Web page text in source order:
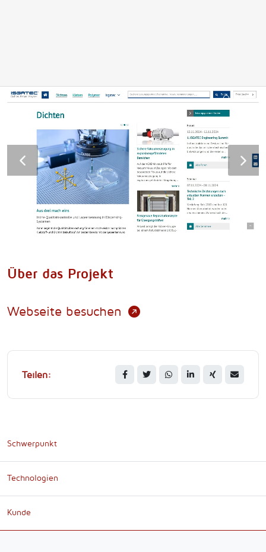
Über das Projekt
Webseite besuchen
Teilen:
Schwerpunkt
Technologien
Kunde